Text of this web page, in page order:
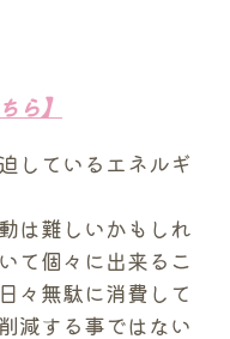
ら】
しているエネルギ
は難しいかもしれ
て個々に出来るこ
々無駄に消費して
減する事ではない